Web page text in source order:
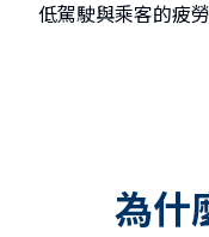
低駕駛與乘客的疲
為什